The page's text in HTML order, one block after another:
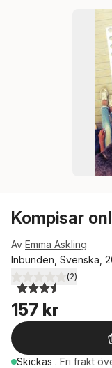
Kompisar
Av Emma Askling
Inbunden, Svenska,
3,5utav 5 stjärnor.
(2)
157 kr
Skickas . Fri frakt